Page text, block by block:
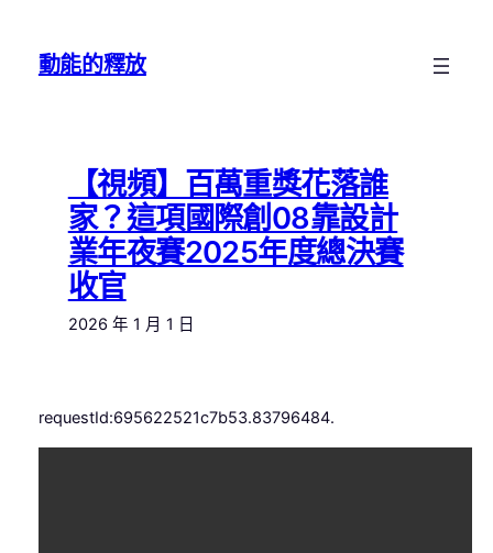
動能的釋放
【視頻】百萬重獎花落誰
家？這項國際創08靠設計
業年夜賽2025年度總決賽
收官
2026 年 1 月 1 日
requestId:695622521c7b53.83796484.